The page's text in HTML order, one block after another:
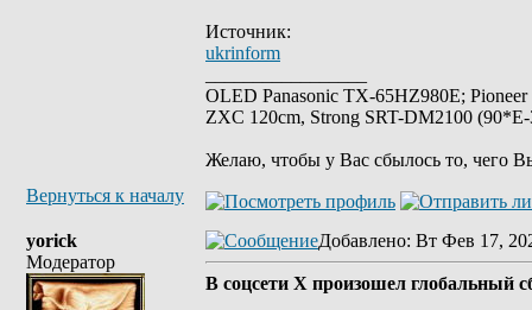
Источник:
ukrinform
OLED Panasonic TX-65HZ980E;
ZXC 120cm, Strong SRT-DM2100
Желаю, чтобы у Вас сбылось то, чего
Вернуться к началу
yorick
Модератор
Добавлено: Вт Фев 17,
В соцсети Х произошел глобальный